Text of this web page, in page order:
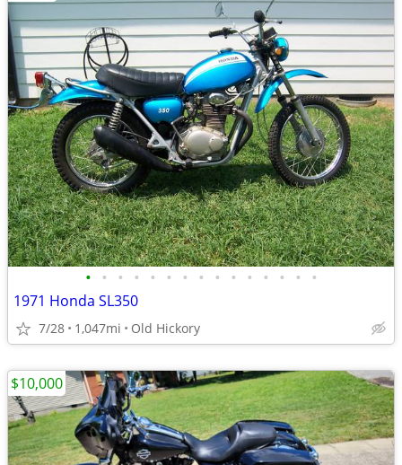
• • • • • • • • • • • • • • •
1971 Honda SL350
7/28 1,047mi Old Hickory
$10,000